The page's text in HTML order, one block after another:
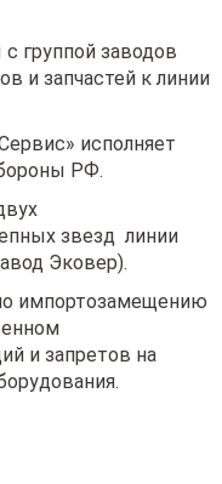
группой заводов
и запчастей к линии
исполняет
РФ.
звезд линии
Эковер).
импортозамещению
и запретов на